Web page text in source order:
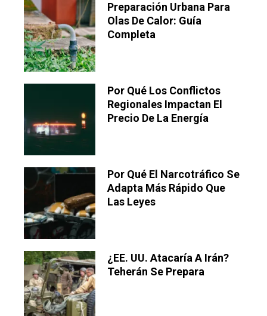
Preparación Urbana Para
Olas De Calor: Guía
Completa
Por Qué Los Conflictos
Regionales Impactan El
Precio De La Energía
Por Qué El Narcotráfico Se
Adapta Más Rápido Que
Las Leyes
¿EE. UU. Atacaría A Irán?
Teherán Se Prepara